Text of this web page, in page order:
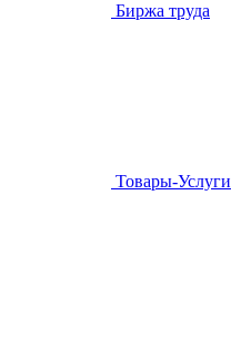
Биржа труда
Товары-Услуги